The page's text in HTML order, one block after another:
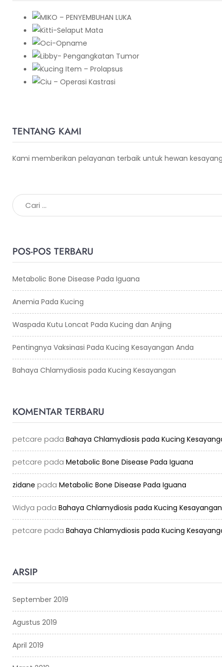
TENTANG KAMI
Kami memberikan pelayanan terbaik untuk hewan
POS-POS TERBARU
Metabolic Bone Disease Pada Iguana
Anemia Pada Kucing
Waspada Kutu Loncat Pada Kucing dan Anjing
Pentingnya Vaksinasi Pada Kucing Kesayangan Anda
Bahaya Chlamydiosis pada Kucing Kesayangan
KOMENTAR TERBARU
petcare pada Bahaya Chlamydiosis pada Kucing
petcare pada Metabolic Bone Disease Pada Iguana
zidane pada Metabolic Bone Disease Pada Iguana
Widya pada Bahaya Chlamydiosis pada Kucing Kesayangan
petcare pada Bahaya Chlamydiosis pada Kucing
ARSIP
September 2019
Agustus 2019
April 2019